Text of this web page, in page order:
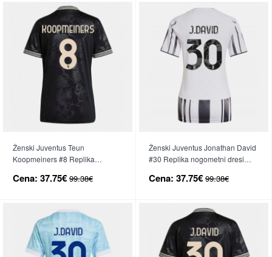
Ženski Juventus Teun
Koopmeiners #8 Replika
Kratek Rokav
Cena: 37.75€ 99.38€
Ženski Juventus Jonathan David
#30 Replika nogometni dresi
Cena: 37.75€ 99.38€